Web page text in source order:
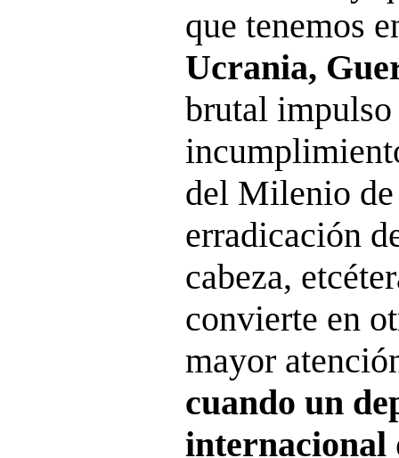
que tenemos
Ucrania,
brutal
del Milenio
erradicación
cabeza,
convierte en
mayor
cuando un
internacional